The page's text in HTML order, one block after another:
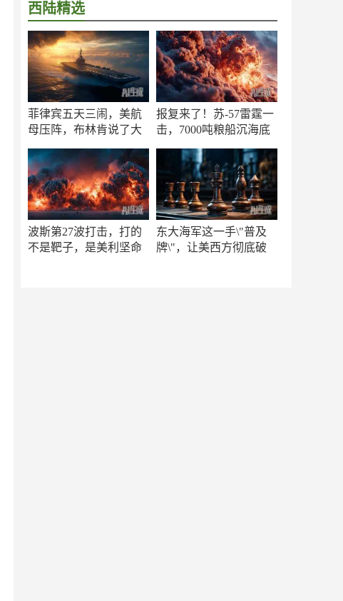
西陆精选
菲律宾五天三闹，美航
母压阵，布林肯说了大
报复来了！苏-57雷霆一
击，7000吨粮船沉海底
波斯第27波打击，打的
不是靶子，是美利坚命
东大海军这一手\"普及
牌\"，让美西方彻底破